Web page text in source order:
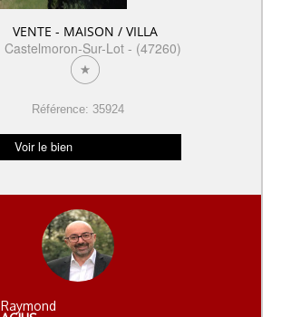
VENTE - MAISON / VILLA
Castelmoron-Sur-Lot - (47260)
Référence: 35924
Voir le bien
Raymond